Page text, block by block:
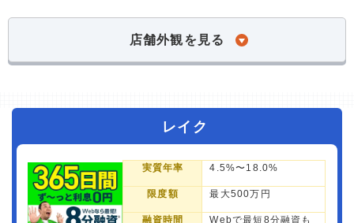
店舗外観を見る
レイク
実質年率 4.5%〜18.0%
限度額 最大500万円
融資時間
Webで最短8分融資も